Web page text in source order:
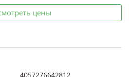
цены
4057276642812